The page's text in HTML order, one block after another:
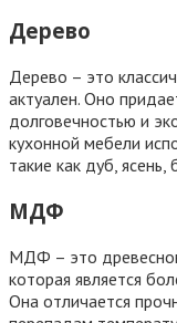
Дерево
Дерево – это
актуален. Оно
долговечностью и
кухонной мебели
такие как дуб, ясень,
МДФ
МДФ – это
которая является
Она отличается